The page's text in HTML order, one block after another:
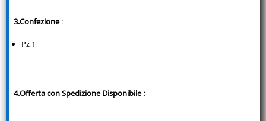
3.Confezione:
Pz 1
4.Offerta con Spedizione Disponibile :